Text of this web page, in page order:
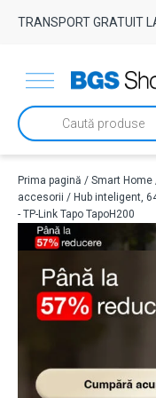
TRANSPORT GRATUIT
Products
search
Prima pagină / Smart Home
accesorii / Hub inteligent,
- TP-Link Tapo TapoH200